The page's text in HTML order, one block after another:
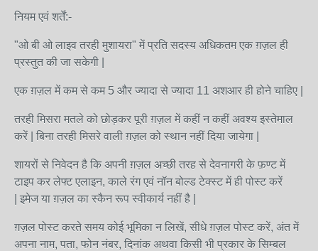
नियम एवं शर्तें:-
"ओ बी ओ लाइव तरही मुशायरा" में प्रति सदस्य अधिकतम एक ग़ज़ल ही
प्रस्तुत की जा सकेगी |
एक ग़ज़ल में कम से कम 5 और ज्यादा से ज्यादा 11 अशआर ही होने चाहिए |
तरही मिसरा मतले को छोड़कर पूरी ग़ज़ल में कहीं न कहीं अवश्य इस्तेमाल
करें | बिना तरही मिसरे वाली ग़ज़ल को स्थान नहीं दिया जायेगा |
शायरों से निवेदन है कि अपनी ग़ज़ल अच्छी तरह से देवनागरी के फ़ण्ट में
टाइप कर लेफ्ट एलाइन, काले रंग एवं नॉन बोल्ड टेक्स्ट में ही पोस्ट करें
| इमेज या ग़ज़ल का स्कैन रूप स्वीकार्य नहीं है |
ग़ज़ल पोस्ट करते समय कोई भूमिका न लिखें, सीधे ग़ज़ल पोस्ट करें, अंत में
अपना नाम, पता, फोन नंबर, दिनांक अथवा किसी भी प्रकार के सिम्बल